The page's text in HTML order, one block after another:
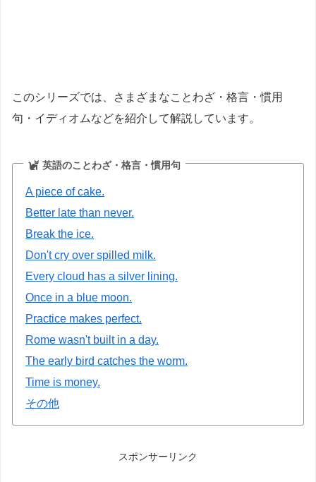
このシリーズでは、さまざまなことわざ・格言・慣用
句・イディオムなどを紹介して解説しています。
英語のことわざ・格言・慣用句
A piece of cake.
Better late than never.
Break the ice.
Don't cry over spilled milk.
Every cloud has a silver lining.
Once in a blue moon.
Practice makes perfect.
Rome wasn't built in a day.
The early bird catches the worm.
Time is money.
その他
スポンサーリンク